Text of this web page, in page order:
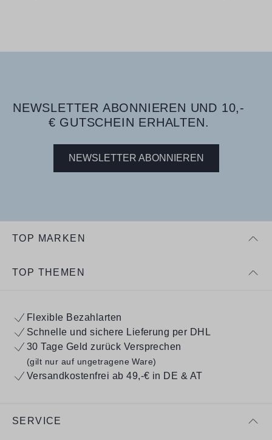
NEWSLETTER ABONNIEREN UND 10,-
€ GUTSCHEIN ERHALTEN.
NEWSLETTER ABONNIEREN
TOP MARKEN
TOP THEMEN
Flexible Bezahlarten
Schnelle und sichere Lieferung per DHL
30 Tage Geld zurück Versprechen
(gilt nur auf ungetragene Ware)
Versandkostenfrei ab 49,-€ in DE & AT
SERVICE